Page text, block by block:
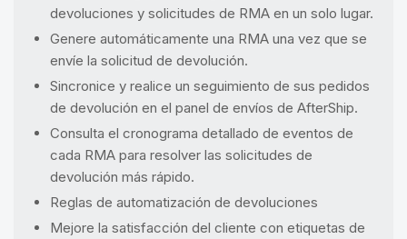
devoluciones y solicitudes de RMA en un solo lugar.
Genere automáticamente una RMA una vez que se
envíe la solicitud de devolución.
Sincronice y realice un seguimiento de sus pedidos
de devolución en el panel de envíos de AfterShip.
Consulta el cronograma detallado de eventos de
cada RMA para resolver las solicitudes de
devolución más rápido.
Reglas de automatización de devoluciones
Mejore la satisfacción del cliente con etiquetas de